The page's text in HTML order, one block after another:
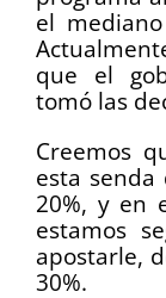
el
que el
tomó las
Creemos
esta senda
20%, y en
estamos
apostarle,
30%.